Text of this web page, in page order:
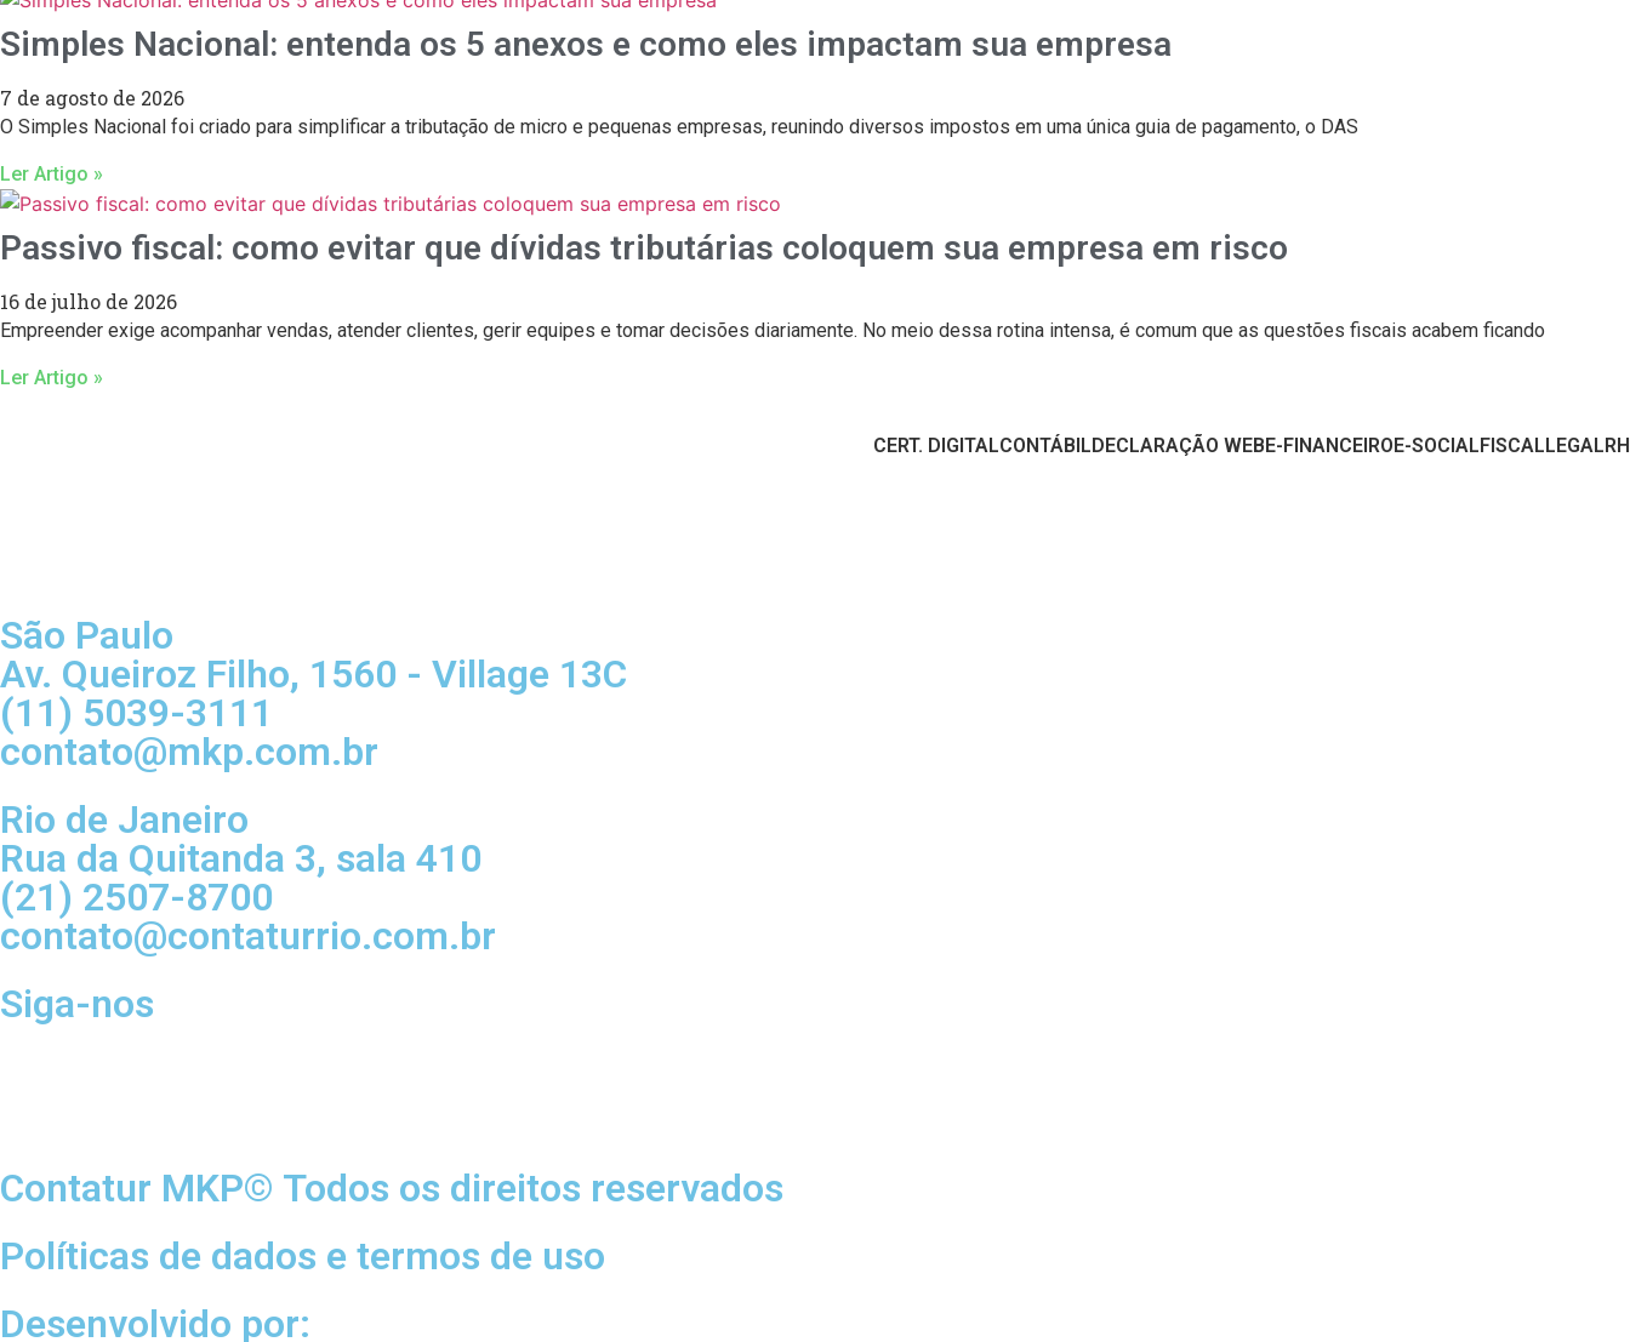
Simples Nacional: entenda os 5 anexos e como eles impactam sua empresa
7 de agosto de 2026
O Simples Nacional foi criado para simplificar a tributação de micro e pequenas empresas, reunindo diversos impostos em uma única guia de pagamento, o DAS
Ler Artigo »
Passivo fiscal: como evitar que dívidas tributárias coloquem sua empresa em risco
16 de julho de 2026
Empreender exige acompanhar vendas, atender clientes, gerir equipes e tomar decisões diariamente. No meio dessa rotina intensa, é comum que as questões fiscais acabem ficando
Ler Artigo »
CERT. DIGITALCONTÁBIL DECLARAÇÃO WEB E-FINANCEIRO E-SOCIAL FISCAL LEGAL RH
São Paulo
Av. Queiroz Filho, 1560 - Village 13C
(11) 5039-3111
contato@mkp.com.br
Rio de Janeiro
Rua da Quitanda 3, sala 410
(21) 2507-8700
contato@contaturrio.com.br
Siga-nos
Contatur MKP© Todos os direitos reservados
Políticas de dados e termos de uso
Desenvolvido por: